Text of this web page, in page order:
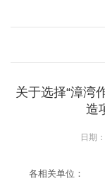
关于选择“漳湾
造
日期
各相关单位：